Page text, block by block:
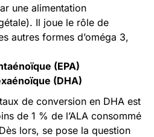
une alimentation
Il joue le rôle de
autres formes d’oméga 3,
(EPA)
(DHA)
de conversion en DHA est
de 1 % de l’ALA consommé
lors, se pose la question